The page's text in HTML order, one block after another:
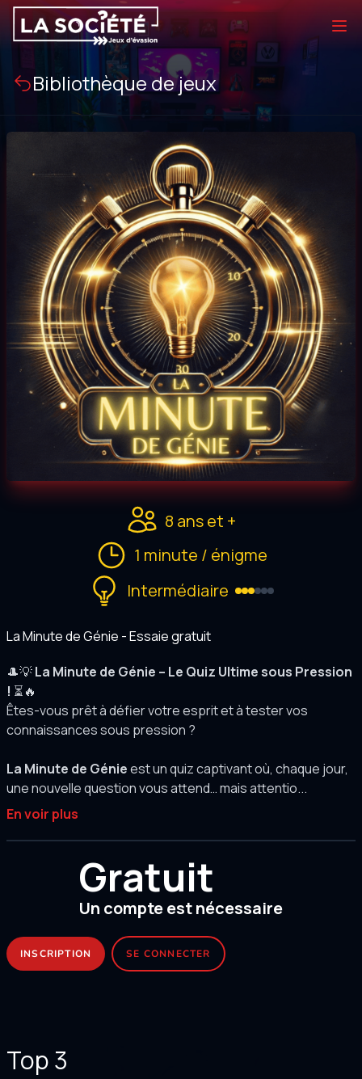
Bibliothèque de jeux
8 ans et +
1 minute / énigme
Intermédiaire
La Minute de Génie - Essaie gratuit
🎩💡La Minute de Génie – Le Quiz Ultime sous Pression
! ⏳🔥
Êtes-vous prêt à défier votre esprit et à tester vos
connaissances sous pression ?
La Minute de Génieest un quiz captivant où, chaque jour,
une nouvelle question vous attend… mais attentio...
En voir plus
Gratuit
Un compte est nécessaire
INSCRIPTION SE CONNECTER
Top 3